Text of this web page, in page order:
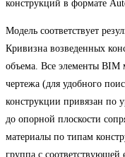
конструкций в формате
Модель соответствует
Кривизна возведенных
объема. Все элементы BIM
чертежа (для удобного
конструкции привязан по
до опорной плоскости
материалы по типам
группа с соответствующей